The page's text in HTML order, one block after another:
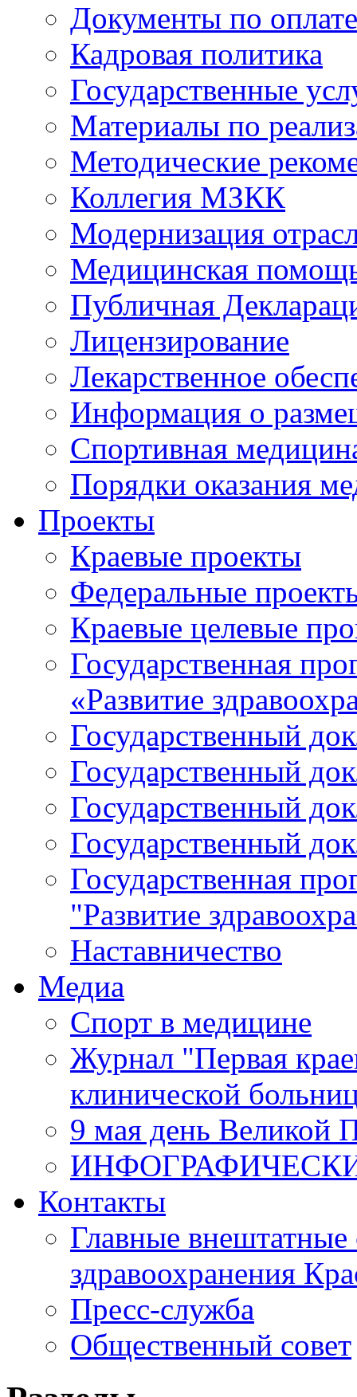
Документы по
Кадровая политика
Государственные
Материалы по
Методические
Коллегия МЗКК
Модернизация
Медицинская
Публичная
Лицензирование
Лекарственное
Информация о
Спортивная
Порядки оказания
Проекты
Краевые проекты
Федеральные
Краевые целевые
Государственная
«Развитие
Государственный
Государственный
Государственный
Государственный
Государственная
"Развитие
Наставничество
Медиа
Спорт в медицине
Журнал "Первая
клинической
9 мая день Великой
Контакты
Главные внештатные
здравоохранения
Пресс-служба
Общественный совет